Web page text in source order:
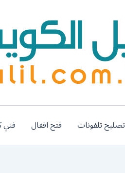
تصليح تلفونات فتح اقفال فني